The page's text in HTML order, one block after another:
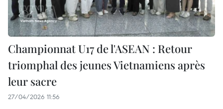
Championnat U17 de l'ASEAN : Retour
triomphal des jeunes Vietnamiens après
leur sacre
27/04/2026 11:56